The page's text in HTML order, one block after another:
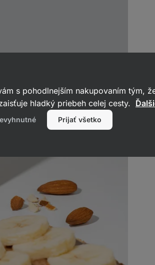
s pohodlnejším nakupovaním tým,
hladký priebeh celej cesty.
Prijať všetko